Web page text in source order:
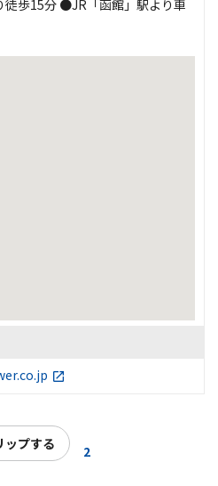
歩15分 ●JR「函館」駅より車
ップする 2